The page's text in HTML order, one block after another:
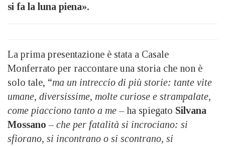
si fa la luna piena».
La prima presentazione è stata a Casale
Monferrato per raccontare una storia che non è
solo tale, “ma un intreccio di più storie: tante vite
umane, diversissime, molte curiose e strampalate,
come piacciono tanto a me – ha spiegato Silvana
Mossano – che per fatalità si incrociano: si
sfiorano, si incontrano o si scontrano, si